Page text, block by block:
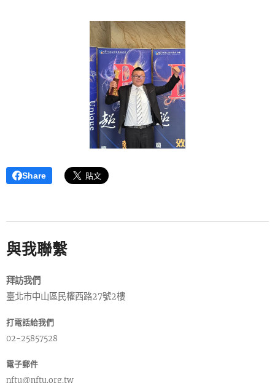
Share
與我聯繫
拜訪我們
臺北市中山區民權西路27號2樓
打電話給我們
02-25857528
電子郵件
nftu@nftu.org.tw